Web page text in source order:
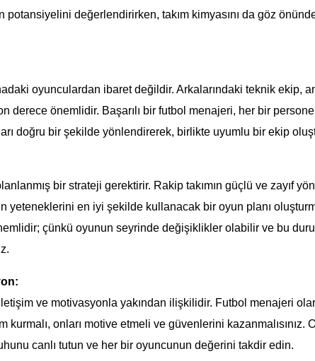
potansiyelini değerlendirirken, takım kimyasını da göz
oyunculardan ibaret değildir. Arkalarındaki teknik ekip,
derece önemlidir. Başarılı bir futbol menajeri, her bir
doğru bir şekilde yönlendirerek, birlikte uyumlu bir ekip
bir strateji gerektirir. Rakip takımın güçlü ve zayıf
yeteneklerini en iyi şekilde kullanacak bir oyun planı
çünkü oyunun seyrinde değişiklikler olabilir ve bu
iletişim ve motivasyonla yakından ilişkilidir. Futbol menajeri
kurmalı, onları motive etmeli ve güvenlerini kazanmalısınız.
canlı tutun ve her bir oyuncunun değerini takdir edin.